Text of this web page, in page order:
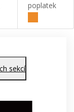
poplatek
sekcí